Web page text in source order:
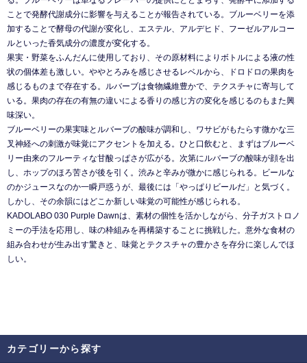
ことで発酵代謝成分に影響を与えることが報告されている。ブルーベリーを添
加することで酵母の代謝が変化し、エステル、アルデヒド、フーゼルアルコー
ルといった香気成分の濃度が変化する。
果実・野菜をふんだんに使用しており、その原材料によりボトルによる液の性
状の個体差も激しい。ややとろみを感じさせるレベルから、ドロドロの果肉を
感じるものまで存在する。ルバーブは食物繊維豊かで、テクスチャに寄与して
いる。果肉の存在の有無の違いによる香りの感じ方の変化を感じるのもまた興
味深い。
ブルーベリーの果実味とルバーブの酸味が調和し、ワサビがもたらす微かな三
叉神経への刺激が味覚にアクセントを加える。ひと口飲むと、まずはブルーベ
リー由来のフルーティな甘酸っぱさが広がる。次第にルバーブの酸味が顔を出
し、ホップのほろ苦さが後を引く。渋みと辛みが微かに感じられる。ビールな
のかジュースなのか一瞬戸惑うが、最後には「やっぱりビールだ」と気づく。
しかし、その余韻にはどこか新しい味覚の可能性が感じられる。
KADOLABO 030 Purple Dawnは、素材の個性を活かしながら、分子ガストロノ
ミーの手法を応用し、味の枠組みを再構築することに挑戦した。意外な食材の
組み合わせが生み出す驚きと、味覚とテクスチャの豊かさを存分に楽しんでほ
しい。
カテゴリーから探す